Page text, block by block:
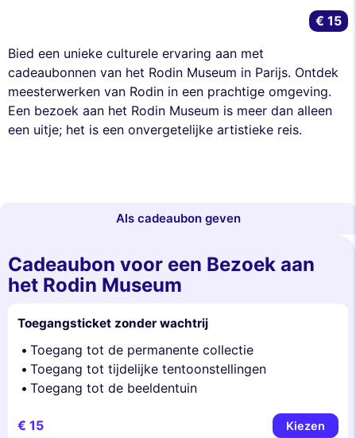
Bied een unieke culturele ervaring aan met
cadeaubonnen van het Rodin Museum in Parijs. Ontdek
meesterwerken van Rodin in een prachtige omgeving.
Een bezoek aan het Rodin Museum is meer dan alleen
een uitje; het is een onvergetelijke artistieke reis.
€ 15
Als cadeaubon geven
Cadeaubon voor een Bezoek aan
het Rodin Museum
Toegangsticket zonder wachtrij
Toegang tot de permanente collectie
Toegang tot tijdelijke tentoonstellingen
Toegang tot de beeldentuin
€ 15 Kiezen